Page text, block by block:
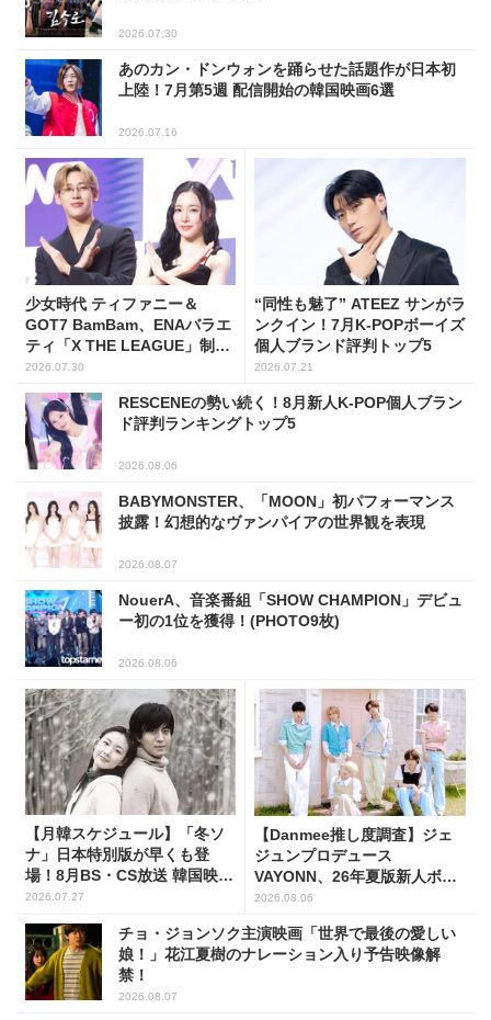
2026.07.30
あのカン・ドンウォンを踊らせた話題作が日本初
上陸！7月第5週 配信開始の韓国映画6選
2026.07.16
少女時代 ティファニー＆
GOT7 BamBam、ENAバラエ
ティ「X THE LEAGUE」制作
発表会に出席！(PHOTO11枚)
2026.07.30
“同性も魅了” ATEEZ サンがラ
ンクイン！7月K-POPボーイズ
個人ブランド評判トップ5
2026.07.21
RESCENEの勢い続く！8月新人K-POP個人ブラン
ド評判ランキングトップ5
2026.08.06
BABYMONSTER、「MOON」初パフォーマンス
披露！幻想的なヴァンパイアの世界観を表現
2026.08.07
NouerA、音楽番組「SHOW CHAMPION」デビュ
ー初の1位を獲得！(PHOTO9枚)
2026.08.06
【月韓スケジュール】「冬ソ
ナ」日本特別版が早くも登
場！8月BS・CS放送 韓国映画
(全109選)
2026.07.27
【Danmee推し度調査】ジェ
ジュンプロデュース
VAYONN、26年夏版新人ボー
イズグループ人気No.1に
2026.08.06
チョ・ジョンソク主演映画「世界で最後の愛しい
娘！」花江夏樹のナレーション入り予告映像解
禁！
2026.08.07